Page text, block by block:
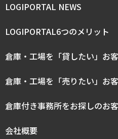
LOGIPORTAL NEWS
LOGIPORTAL6つのメリット
倉庫・工場を「貸したい」お
倉庫・工場を「売りたい」お
倉庫付き事務所をお探しのお
会社概要